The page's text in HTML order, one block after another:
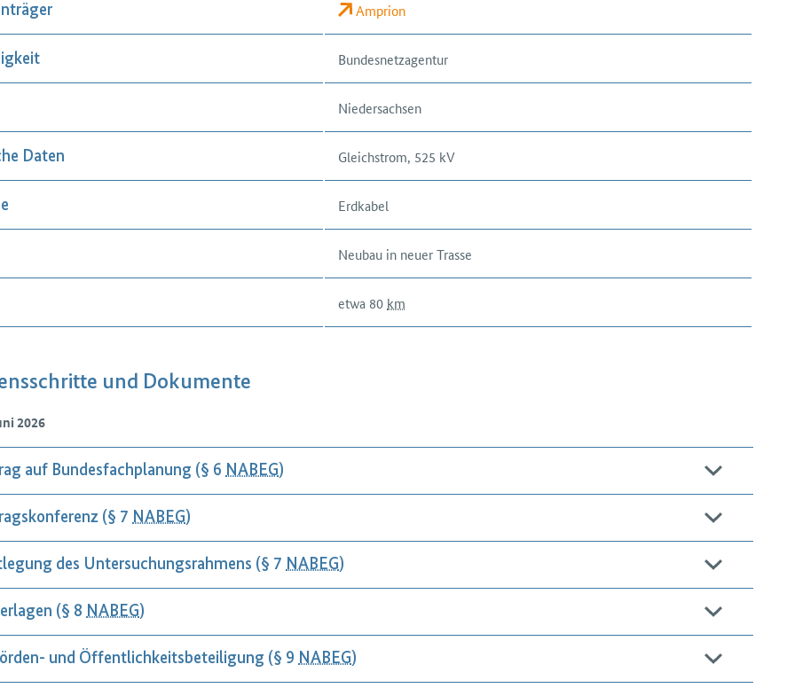
Amprion
Bundesnetzagentur
Niedersachsen
Daten Gleichstrom, 525 kV
Erdkabel
Neubau in neuer Trasse
etwa 80 km
und Dokumente
2026
auf Bundesfachplanung (§ 6 NABEG)
(§ 7 NABEG)
des Untersuchungsrahmens (§ 7 NABEG)
(§ 8 NABEG)
und Öffentlichkeitsbeteiligung (§ 9 NABEG)